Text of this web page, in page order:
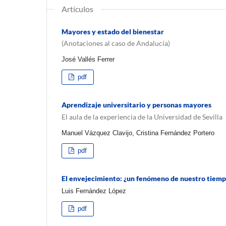
Artículos
Mayores y estado del bienestar
(Anotaciones al caso de Andalucía)
José Vallés Ferrer
pdf
Aprendizaje universitario y personas mayores
El aula de la experiencia de la Universidad de Sevilla
Manuel Vázquez Clavijo, Cristina Fernández Portero
pdf
El envejecimiento: ¿un fenómeno de nuestro
Luis Fernández López
pdf